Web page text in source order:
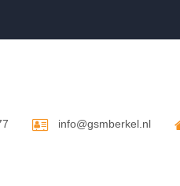
info@gsmberkel.nl